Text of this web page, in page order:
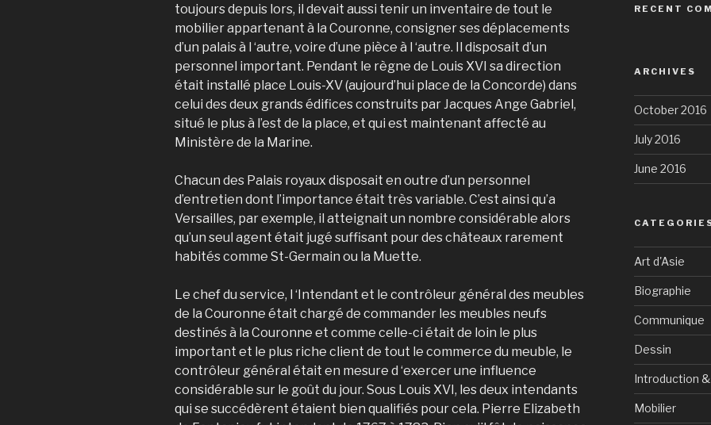
toujours depuis lors, il devait aussi tenir un inventaire de tout le
mobilier appartenant à la Couronne, consigner ses déplacements
d’un palais à l ‘autre, voire d’une pièce à l ‘autre. Il disposait d’un
personnel important. Pendant le règne de Louis XVI sa direction
était installé place Louis-XV (aujourd’hui place de la Concorde) dans
celui des deux grands édifices construits par Jacques Ange Gabriel,
situé le plus à l’est de la place, et qui est maintenant affecté au
Ministère de la Marine.
Chacun des Palais royaux disposait en outre d’un personnel
d’entretien dont l’importance était très variable. C’est ainsi qu’a
Versailles, par exemple, il atteignait un nombre considérable alors
qu’un seul agent était jugé suffisant pour des châteaux rarement
habités comme St-Germain ou la Muette.
Le chef du service, l ‘Intendant et le contrôleur général des meubles
de la Couronne était chargé de commander les meubles neufs
destinés à la Couronne et comme celle-ci était de loin le plus
important et le plus riche client de tout le commerce du meuble, le
contrôleur général était en mesure d ‘exercer une influence
considérable sur le goût du jour. Sous Louis XVI, les deux intendants
qui se succédèrent étaient bien qualifiés pour cela. Pierre Elizabeth
RECENT
ARCHIVES
October 2016
July 2016
June 2016
Art d'Asie
Biographie
Communique
Dessin
Introduction
Mobilier